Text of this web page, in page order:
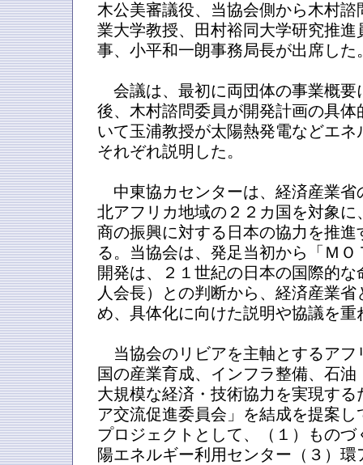
木公美審議役、当協会側から木村
業大学教授、田村裕同大学研究推進
事、小平和一朗事務局長が出席した
会議は、最初に両団体の事業概要
後、木村諮問委員が開発計画の具
いて玉浦教授が太陽熱発電などエ
それぞれ説明した。
中東協カセンターは、経済産業省
北アフリカ地域の２２カ国を対象
商の振興に対する日本の協力を推
る。当協会は、発足当初から「Ｍ
開発は、２１世紀の日本の国際的
人会長）との判断から、経済産業
め、具体化に向けた説明や協議を重
当協会のリビアを主軸とするアフ
国の産業育成、インフラ整備、石
大規模な経済・技術協力を実現す
ア交流促進委員会」を結成を提案
プロジェクトとして、（１）もの
陽エネルギー利用センター（３）環